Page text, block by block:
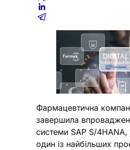
Фармацевтична
завершила
системи SAP S/4HANA,
один із найбільших